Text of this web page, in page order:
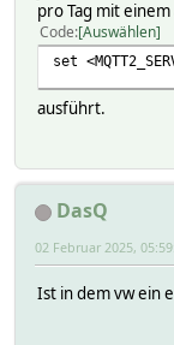
pro Tag mit einem
Code Auswählen
set
ausführt.
DasQ
02 Februar 2025,
Ist in dem vw ein